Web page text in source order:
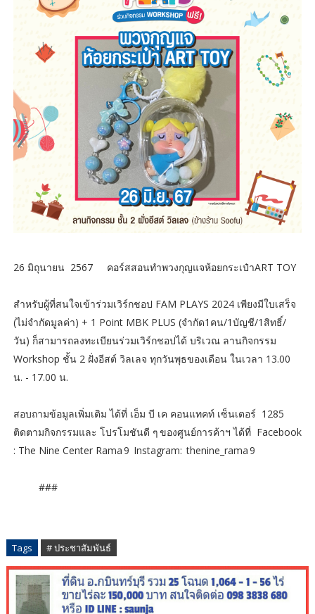
26 มิถุนายน 2567 คอร์สสอนทำพวงกุญแจห้อยกระเป๋าART TOY
สำหรับผู้ที่สนใจเข้าร่วมเวิร์กชอป FAM PLAYS 2024 เพียงมีใบเสร็จ
(ไม่จำกัดมูลค่า) + 1 Point MBK PLUS (จำกัด1คน/1บัญชี/1สิทธิ์/
วัน) ก็สามารถลงทะเบียนร่วมเวิร์กชอปได้ บริเวณ ลานกิจกรรม
Workshop ชั้น 2 ฝั่งอีสต์ วิลเลจ ทุกวันพุธของเดือน ในเวลา 13.00
น. - 17.00 น.
สอบถามข้อมูลเพิ่มเติม ได้ที่ เอ็ม บี เค คอนแทคท์ เซ็นเตอร์ 1285
ติดตามกิจกรรมและ โปรโมชันดี ๆ ของศูนย์การค้าฯ ได้ที่ Facebook
: The Nine Center Rama 9 Instagram: thenine_rama 9
###
Tags # ประชาสัมพันธ์